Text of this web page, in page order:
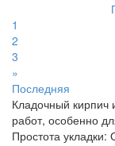
1
2
3
»
Последняя
Кладочный кирпич
работ, особенно
Простота